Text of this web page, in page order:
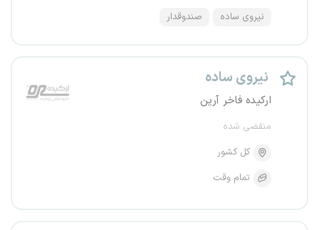
نیروی ساده صندوقدار
نیروی ساده
ارکیده فاخر آرین
منقضی شده
کل کشور
تمام وقت